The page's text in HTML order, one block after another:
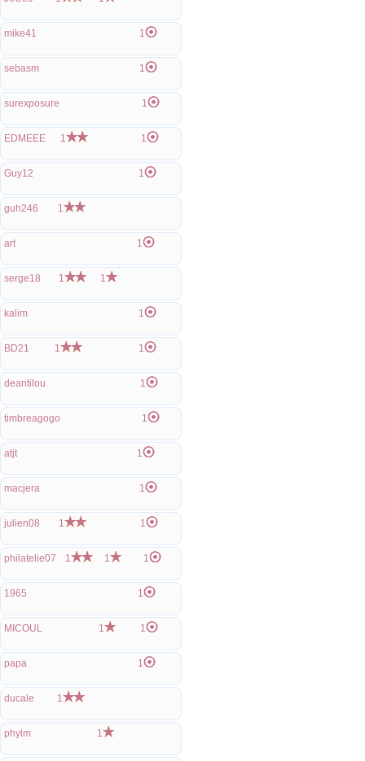
mike41 1
sebasm 1
surexposure 1
EDMEEE 1 1
Guy12 1
guh246 1
art 1
serge18 1 1
kalim 1
BD21 1 1
deantilou 1
timbreagogo 1
atjt 1
macjera 1
julien08 1 1
philatelie07 1 1 1
1965 1
MICOUL 1 1
papa 1
ducale 1
phylm 1